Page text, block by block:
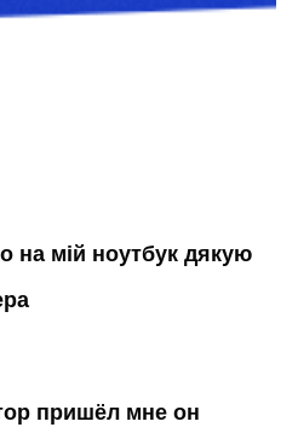
на мій ноутбук дякую
пришёл мне он